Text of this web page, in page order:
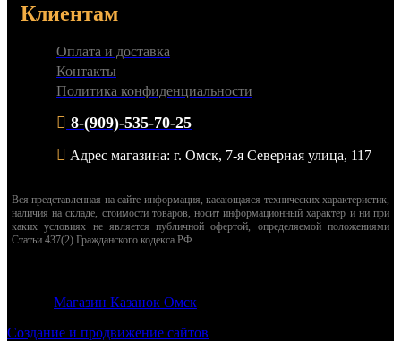
Клиентам
Оплата и доставка
Контакты
Политика конфиденциальности
8-(909)-535-70-25
Адрес магазина: г. Омск, 7-я Северная улица, 117
Вся представленная на сайте информация, касающаяся технических характеристик,
наличия на складе, стоимости товаров, носит информационный характер и ни при
каких условиях не является публичной офертой, определяемой положениями
Статьи 437(2) Гражданского кодекса РФ.
Магазин Казанок Омск
Создание и продвижение сайтов